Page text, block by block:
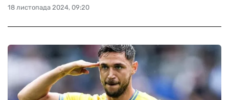
18 листопада 2024, 09:20